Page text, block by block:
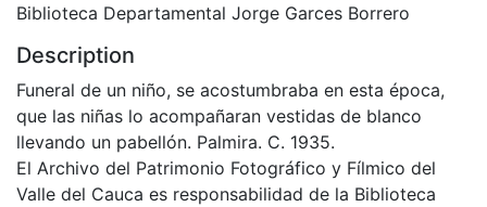
Biblioteca Departamental Jorge Garces Borrero
Description
Funeral de un niño, se acostumbraba en esta época,
que las niñas lo acompañaran vestidas de blanco
llevando un pabellón. Palmira. C. 1935.
El Archivo del Patrimonio Fotográfico y Fílmico del
Valle del Cauca es responsabilidad de la Biblioteca